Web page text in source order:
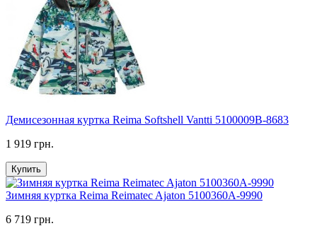
Демисезонная куртка Reima Softshell Vantti 5100009B-8683
1 919 грн.
Купить
Зимняя куртка Reima Reimatec Ajaton 5100360A-9990
6 719 грн.